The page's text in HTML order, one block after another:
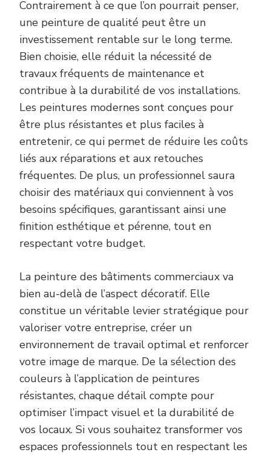
Contrairement à ce que l’on pourrait penser,
une peinture de qualité peut être un
investissement rentable sur le long terme.
Bien choisie, elle réduit la nécessité de
travaux fréquents de maintenance et
contribue à la durabilité de vos installations.
Les peintures modernes sont conçues pour
être plus résistantes et plus faciles à
entretenir, ce qui permet de réduire les coûts
liés aux réparations et aux retouches
fréquentes. De plus, un professionnel saura
choisir des matériaux qui conviennent à vos
besoins spécifiques, garantissant ainsi une
finition esthétique et pérenne, tout en
respectant votre budget.
La peinture des bâtiments commerciaux va
bien au-delà de l’aspect décoratif. Elle
constitue un véritable levier stratégique pour
valoriser votre entreprise, créer un
environnement de travail optimal et renforcer
votre image de marque. De la sélection des
couleurs à l’application de peintures
résistantes, chaque détail compte pour
optimiser l’impact visuel et la durabilité de
vos locaux. Si vous souhaitez transformer vos
espaces professionnels tout en respectant les